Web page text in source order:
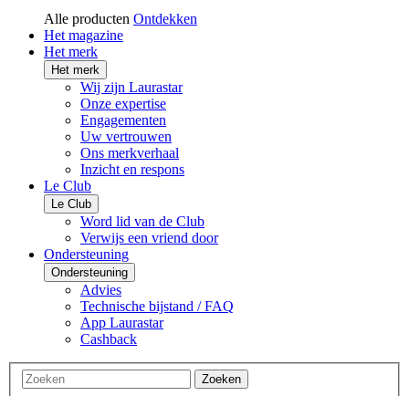
Alle producten Ontdekken
Het magazine
Het merk
Het merk
Wij zijn Laurastar
Onze expertise
Engagementen
Uw vertrouwen
Ons merkverhaal
Inzicht en respons
Le Club
Le Club
Word lid van de Club
Verwijs een vriend door
Ondersteuning
Ondersteuning
Advies
Technische bijstand / FAQ
App Laurastar
Cashback
Zoeken